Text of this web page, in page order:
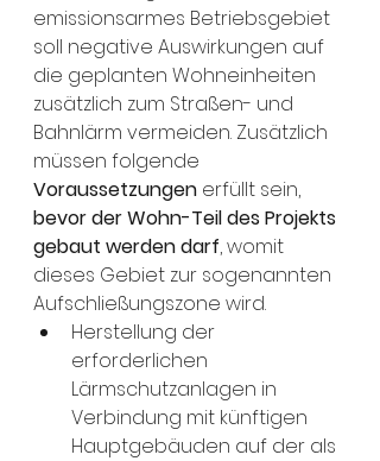
emissionsarmes Betriebsgebiet
soll negative Auswirkungen auf
die geplanten Wohneinheiten
zusätzlich zum Straßen- und
Bahnlärm vermeiden. Zusätzlich
müssen folgende
Voraussetzungen erfüllt sein,
bevor der Wohn-Teil des Projekts
gebaut werden darf, womit
dieses Gebiet zur sogenannten
Aufschließungszone wird.
Herstellung der
erforderlichen
Lärmschutzanlagen in
Verbindung mit künftigen
Hauptgebäuden auf der als